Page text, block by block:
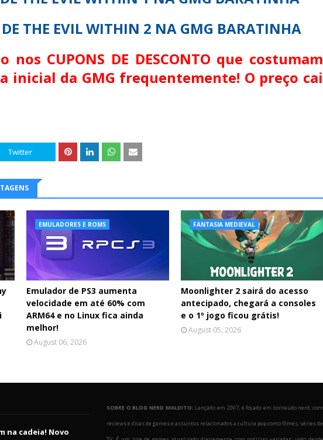
DE THE EVIL WITHIN 2 NA GMG BARATINHA
nos CUPONS DE DESCONTO que costumam
inicial da GMG frequentemente! O preço cai
Twitter
EMULADORES E ROMS
Emulador de PS3 aumenta
velocidade em até 60% com
ARM64 e no Linux fica ainda
melhor!
August 06, 2026
FANTASIA MEDIEVAL
Moonlighter 2 sairá do acesso
antecipado, chegará a consoles
e o 1º jogo ficou grátis!
August 05, 2026
na cadeia! Novo
SOBRE O BLOG NERD MALDITO: Lançado em 2007, é focado em conteúdo nerd, com
reviews e dicas de games e assuntos relacionados a cultura pop como filmes, séries de